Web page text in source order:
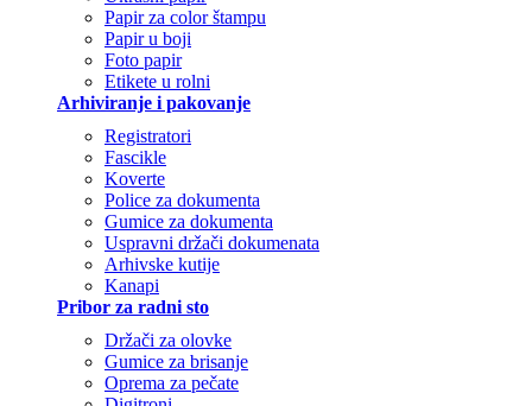
Papir za color štampu
Papir u boji
Foto papir
Etikete u rolni
Arhiviranje i pakovanje
Registratori
Fascikle
Koverte
Police za dokumenta
Gumice za dokumenta
Uspravni držači dokumenata
Arhivske kutije
Kanapi
Pribor za radni sto
Držači za olovke
Gumice za brisanje
Oprema za pečate